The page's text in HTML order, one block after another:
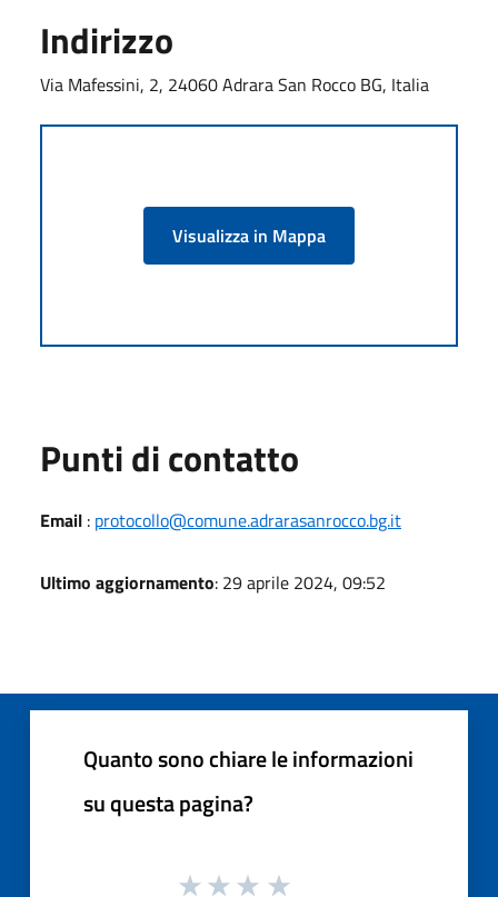
Indirizzo
Via Mafessini, 2, 24060 Adrara San Rocco BG, Italia
Visualizza in Mappa
Punti di contatto
Email : protocollo@comune.adrarasanrocco.bg.it
Ultimo aggiornamento: 29 aprile 2024, 09:52
Quanto sono chiare le informazioni
su questa pagina?